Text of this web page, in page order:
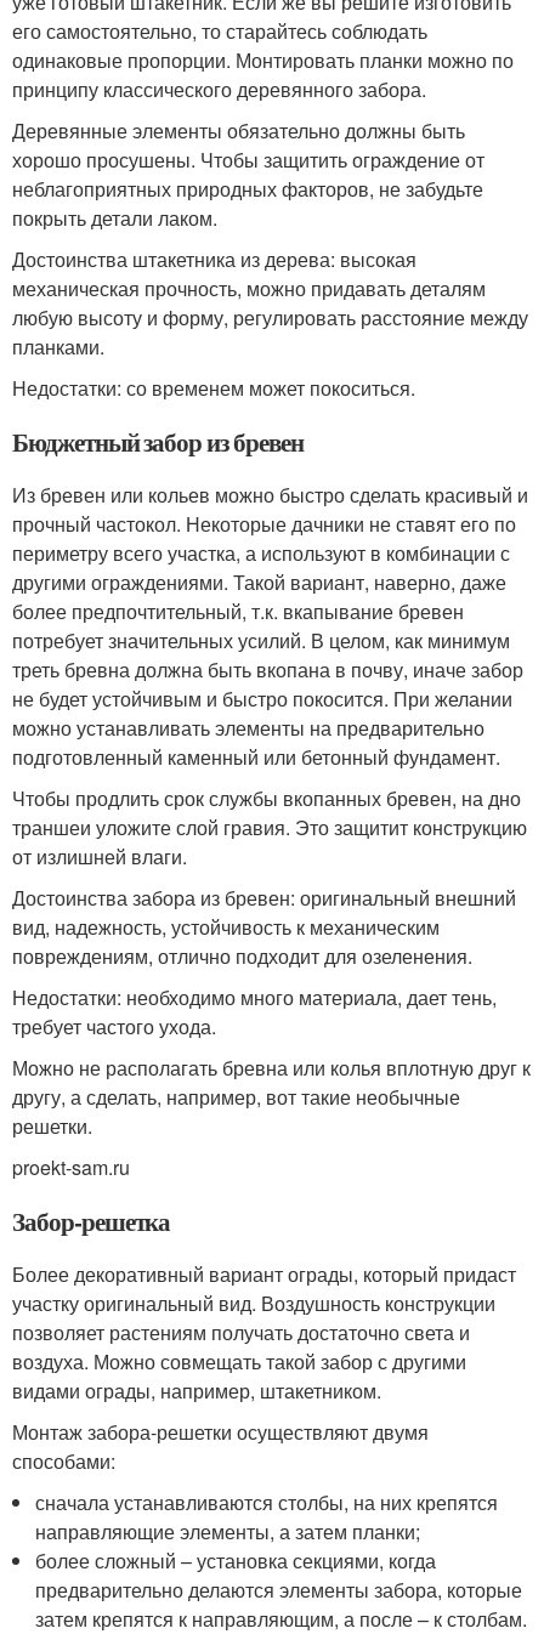
его самостоятельно, то старайтесь соблюдать
одинаковые пропорции. Монтировать планки можно по
принципу классического деревянного забора.
Деревянные элементы обязательно должны быть
хорошо просушены. Чтобы защитить ограждение от
неблагоприятных природных факторов, не забудьте
покрыть детали лаком.
Достоинства штакетника из дерева: высокая
механическая прочность, можно придавать деталям
любую высоту и форму, регулировать расстояние между
планками.
Недостатки: со временем может покоситься.
Бюджетный забор из бревен
Из бревен или кольев можно быстро сделать красивый и
прочный частокол. Некоторые дачники не ставят его по
периметру всего участка, а используют в комбинации с
другими ограждениями. Такой вариант, наверно, даже
более предпочтительный, т.к. вкапывание бревен
потребует значительных усилий. В целом, как минимум
треть бревна должна быть вкопана в почву, иначе забор
не будет устойчивым и быстро покосится. При желании
можно устанавливать элементы на предварительно
подготовленный каменный или бетонный фундамент.
Чтобы продлить срок службы вкопанных бревен, на дно
траншеи уложите слой гравия. Это защитит конструкцию
от излишней влаги.
Достоинства забора из бревен: оригинальный внешний
вид, надежность, устойчивость к механическим
повреждениям, отлично подходит для озеленения.
Недостатки: необходимо много материала, дает тень,
требует частого ухода.
Можно не располагать бревна или колья вплотную друг к
другу, а сделать, например, вот такие необычные
решетки.
proekt-sam.ru
Забор-решетка
Более декоративный вариант ограды, который придаст
участку оригинальный вид. Воздушность конструкции
позволяет растениям получать достаточно света и
воздуха. Можно совмещать такой забор с другими
видами ограды, например, штакетником.
Монтаж забора-решетки осуществляют двумя
способами:
сначала устанавливаются столбы, на них крепятся
направляющие элементы, а затем планки;
более сложный – установка секциями, когда
предварительно делаются элементы забора, которые
затем крепятся к направляющим, а после – к столбам.